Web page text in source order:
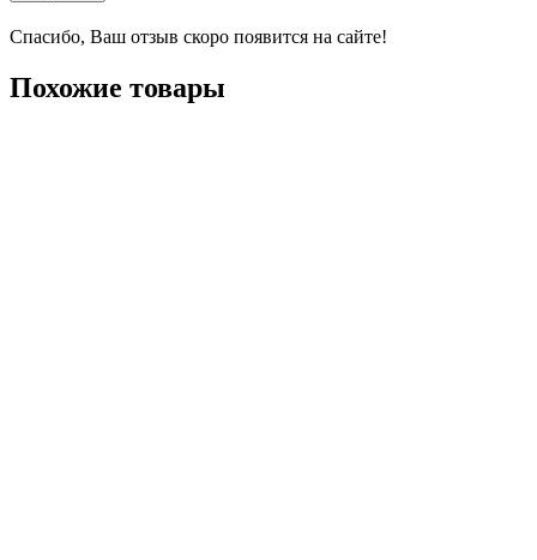
Спасибо, Ваш отзыв скоро появится на сайте!
Похожие товары